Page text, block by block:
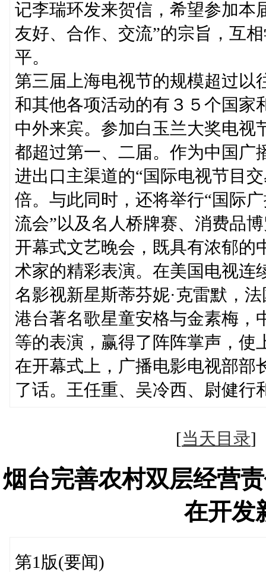
记李瑞环发来贺信，希望参加本
友好、合作、交流”的宗旨，互
平。
第三届上海电视节的规模超过以
和其他各项活动的有３５个国家
中外来宾。参加白玉兰大奖电视
都超过第一、二届。作为中国广
进出口主渠道的“国际电视节目
倍。与此同时，还将举行“国际
流会”以及名人桥牌赛、消费品
开幕式文艺晚会，既具有浓郁的
术家的精彩表演。在美国电视连
名影视新星斯蒂芬妮·克雷默，
港台著名歌星童安格与金素梅，
等的表演，赢得了阵阵掌声，使
在开幕式上，广播电影电视部部
了话。王任重、吴冷西、尉健行
[当天目录
烟台完善农村双层经营
在开发
第1版(要闻)